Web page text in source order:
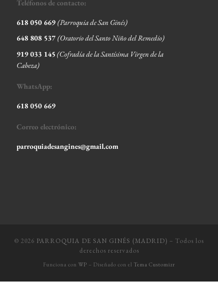
Teléfonos de contacto:
618 050 669(Parroquia de San Ginés)
648 808 537(Oratorio del Santo Niño del Remedio)
919 033 145 (Cofradía de la Santísima Virgen de la
Cabeza)
WhatsApp:
618 050 669
Correo electrónico:
parroquiadesangines@gmail.com
© 2026 PARROQUIA DE SAN GINÉS (MADRID) – Todos los
derechos reservados
Funciona con WP – Diseñado con el Tema Customizr